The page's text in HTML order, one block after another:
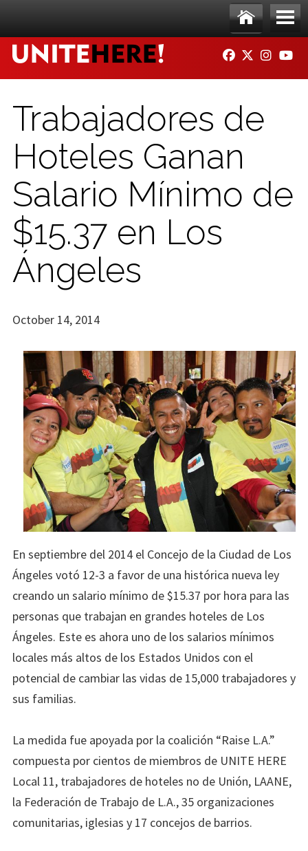
Ho
me
Me
nu
FACEBOOK
TWITTER
Trabajadores de
Hoteles Ganan
Salario Mínimo de
$15.37 en Los
Ángeles
October 14, 2014
En septiembre del 2014 el Concejo de la Ciudad de Los
Ángeles votó 12-3 a favor de una histórica nueva ley
creando un salario mínimo de $15.37 por hora para las
personas que trabajan en grandes hoteles de Los
Ángeles. Este es ahora uno de los salarios mínimos
locales más altos de los Estados Unidos con el
potencial de cambiar las vidas de 15,000 trabajadores y
sus familias.
La medida fue apoyada por la coalición “Raise L.A.”
compuesta por cientos de miembros de UNITE HERE
Local 11, trabajadores de hoteles no de Unión, LAANE,
la Federación de Trabajo de L.A., 35 organizaciones
comunitarias, iglesias y 17 concejos de barrios.